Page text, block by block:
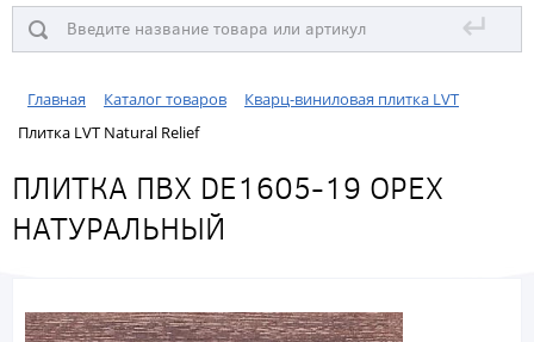
↵
Главная Каталог товаров
Кварц-виниловая плитка LVT
Плитка LVT Natural Relief
ПЛИТКА ПВХ DE1605-19 ОРЕХ
НАТУРАЛЬНЫЙ